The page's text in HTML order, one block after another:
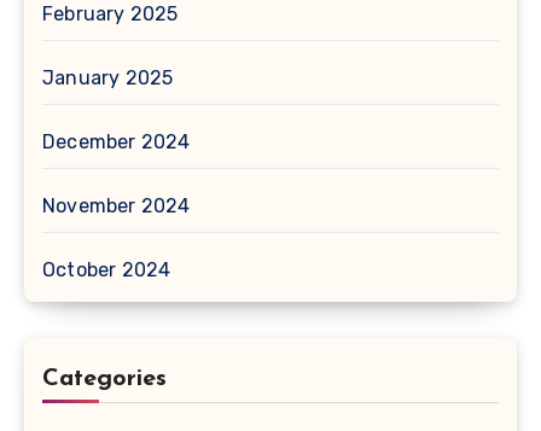
February 2025
January 2025
December 2024
November 2024
October 2024
Categories